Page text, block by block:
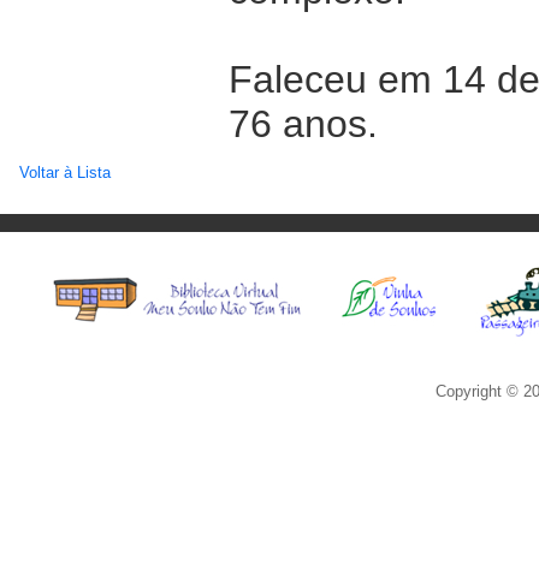
Faleceu em 14
76 anos.
Voltar à Lista
Copyright ©